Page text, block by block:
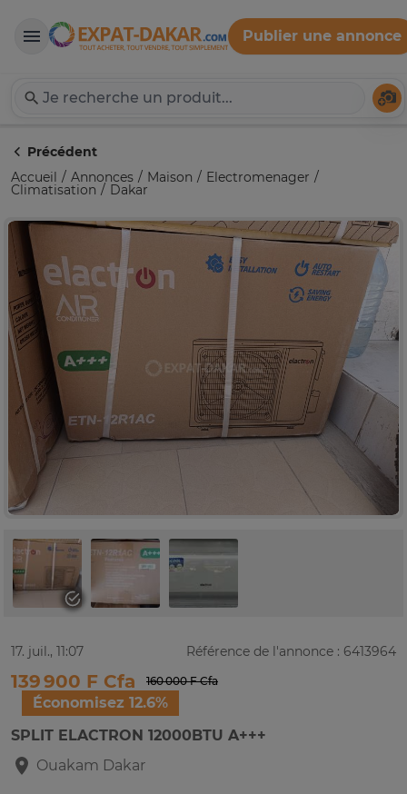
Expat-Dakar
Publier une annonce
Précédent
Accueil
Annonces Maison Electromenager
Climatisation Dakar
17. juil., 11:07 Référence de l'annonce : 6413964
139 900 F Cfa 160 000 F Cfa
Économisez 12.6%
SPLIT ELACTRON 12000BTU A+++
Ouakam Dakar